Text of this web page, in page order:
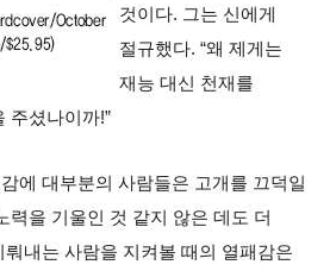
것이다. 그는 신에게
절규했다. “왜 제게는
재능 대신 천재를
주셨나이까!”
에 대부분의 사람들은 고개를 끄덕일
력을 기울인 것 같지 않은 데도 더
내는 사람을 지켜볼 때의 열패감은